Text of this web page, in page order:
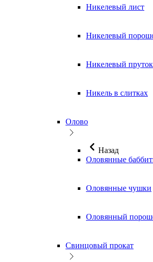
Никелевый лист
Никелевый
Никелевый пруток
Никель в слитках
Олово
Назад
Оловянные
Оловянные чушки
Оловянный
Свинцовый прокат